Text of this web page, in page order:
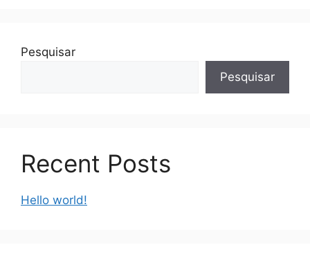
Pesquisar
Pesquisar
Recent Posts
Hello world!